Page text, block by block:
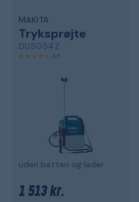
MAKITA
Tryksprøjte
DUS054Z
4,5
uden batteri og lader
1 513 kr.